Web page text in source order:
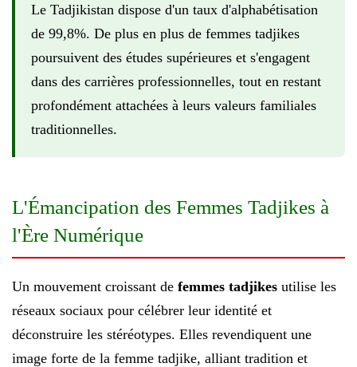
Le Tadjikistan dispose d'un taux d'alphabétisation
de 99,8%. De plus en plus de femmes tadjikes
poursuivent des études supérieures et s'engagent
dans des carrières professionnelles, tout en restant
profondément attachées à leurs valeurs familiales
traditionnelles.
L'Émancipation des Femmes Tadjikes à
l'Ère Numérique
Un mouvement croissant de femmes tadjikes utilise les
réseaux sociaux pour célébrer leur identité et
déconstruire les stéréotypes. Elles revendiquent une
image forte de la femme tadjike, alliant tradition et